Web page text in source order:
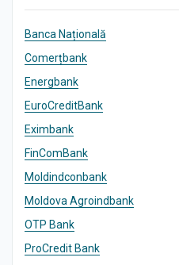
Banca Națională
Comerțbank
Energbank
EuroCreditBank
Eximbank
FinComBank
Moldindconbank
Moldova Agroindbank
OTP Bank
ProCredit Bank